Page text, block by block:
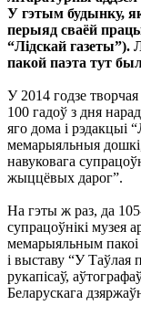
У гэтым будынку,
перыяд сваёй
“Лідскай газеты”).
пакой паэта тут
У 2014 годзе
100 гадоў з дня
яго дома і рэдакцыі
мемарыяльныя
навуковага
жыццёвых дарог”.
На гэты ж раз, да
супрацоўнікі музея
мемарыяльным
і выставу “У Таўлая
рукапісаў,
Беларускага